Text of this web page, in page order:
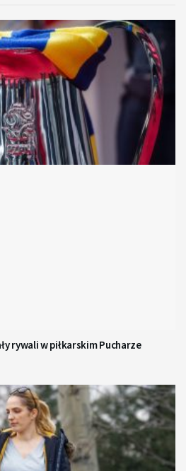
rywali w piłkarskim Pucharze